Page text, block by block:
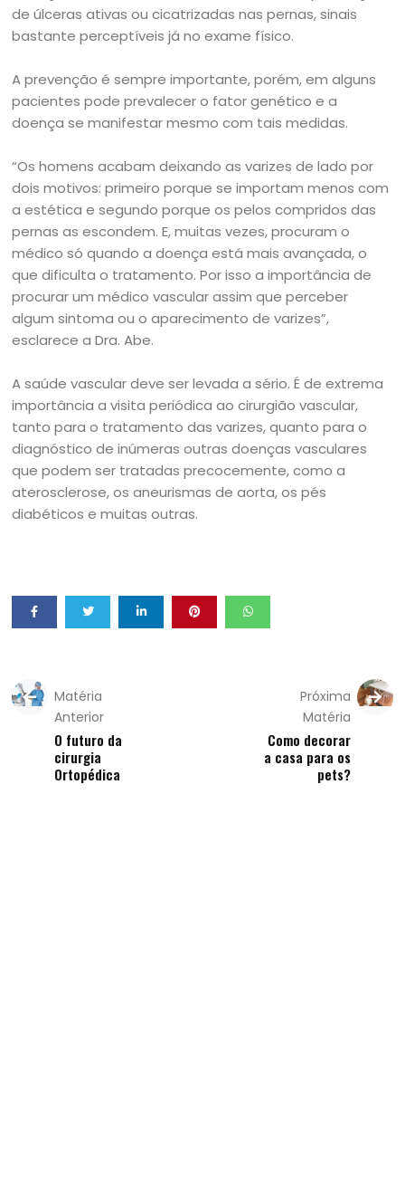
de úlceras ativas ou cicatrizadas nas pernas, sinais
bastante perceptíveis já no exame físico.
A prevenção é sempre importante, porém, em alguns
pacientes pode prevalecer o fator genético e a
doença se manifestar mesmo com tais medidas.
“Os homens acabam deixando as varizes de lado por
dois motivos: primeiro porque se importam menos com
a estética e segundo porque os pelos compridos das
pernas as escondem. E, muitas vezes, procuram o
médico só quando a doença está mais avançada, o
que dificulta o tratamento. Por isso a importância de
procurar um médico vascular assim que perceber
algum sintoma ou o aparecimento de varizes”,
esclarece a Dra. Abe.
A saúde vascular deve ser levada a sério. É de extrema
importância a visita periódica ao cirurgião vascular,
tanto para o tratamento das varizes, quanto para o
diagnóstico de inúmeras outras doenças vasculares
que podem ser tratadas precocemente, como a
aterosclerose, os aneurismas de aorta, os pés
diabéticos e muitas outras.
Matéria
Anterior
O futuro da
cirurgia
Ortopédica
Próxima
Matéria
Como decorar
a casa para os
pets?